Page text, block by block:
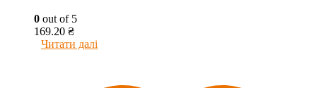
0 out of 5
169.20 ₴
Читати далі